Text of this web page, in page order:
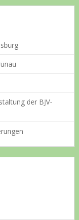
der BJV-